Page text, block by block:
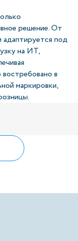
решение. От
под
на ИТ,
в
маркировки,